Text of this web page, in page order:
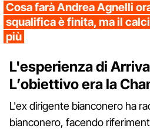
Cosa farà Andrea Agnelli
squalifica è finita, ma il
più
L'esperienza di
L’obiettivo era la
L'ex dirigente bianconero ha
bianconero, facendo